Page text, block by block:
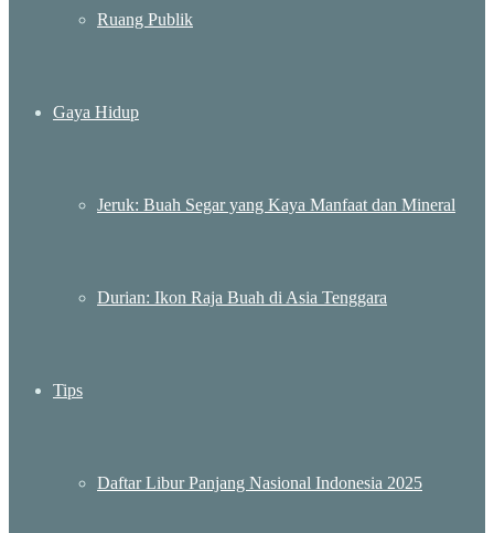
Ruang Publik
Gaya Hidup
Jeruk: Buah Segar yang Kaya Manfaat dan Mineral
Durian: Ikon Raja Buah di Asia Tenggara
Tips
Daftar Libur Panjang Nasional Indonesia 2025